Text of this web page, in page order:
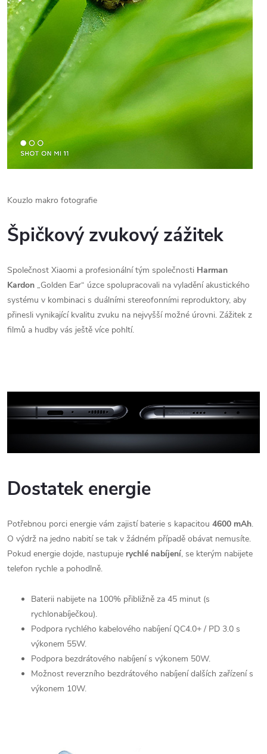
Kouzlo makro fotografie
Špičkový zvukový zážitek
Společnost Xiaomi a profesionální tým společnosti Harman
Kardon „Golden Ear“ úzce spolupracovali na vyladění akustického
systému v kombinaci s duálními stereofonními reproduktory, aby
přinesli vynikající kvalitu zvuku na nejvyšší možné úrovni. Zážitek z
filmů a hudby vás ještě více pohltí.
Dostatek energie
Potřebnou porci energie vám zajistí baterie s kapacitou 4600 mAh.
O výdrž na jedno nabití se tak v žádném případě obávat nemusíte.
Pokud energie dojde, nastupuje rychlé nabíjení, se kterým nabijete
telefon rychle a pohodlně.
Baterii nabijete na 100% přibližně za 45 minut (s
rychlonabíječkou).
Podpora rychlého kabelového nabíjení QC4.0+ / PD 3.0 s
výkonem 55W.
Podpora bezdrátového nabíjení s výkonem 50W.
Možnost reverzního bezdrátového nabíjení dalších zařízení s
výkonem 10W.